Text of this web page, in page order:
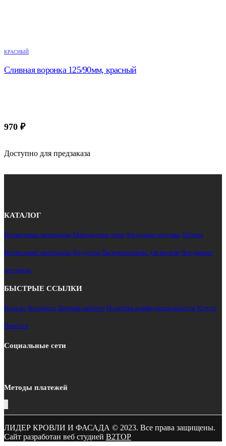
КРАСНЫЙ
Сливная воронка 125/90мм, красный
970 ₽
Доступно для предзаказа
КАТАЛОГ
Кровельные материалы Мансардные окна Фасадные системы Заборы
Кровельные материалы Водосток Пиломатериалы для кровли Чердачные
лестницы
БЫСТРЫЕ ССЫЛКИ
Каталог Контакты Личный кабинет Политика конфиденциальности Услуги
Новости
Социальные сети
Методы платежей
ЛИДЕР КРОВЛИ И ФАСАДА © 2023. Все права защищены.
Сайт разработан веб студией B2TOP